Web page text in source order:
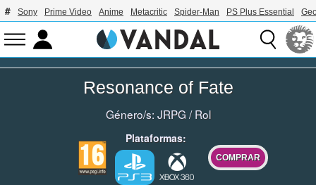
Sony Prime Video Anime Metacritic Spider-Man PS Plus Essential
Resonance of Fate
Género/s: JRPG /Rol
Plataformas:
COMPRAR